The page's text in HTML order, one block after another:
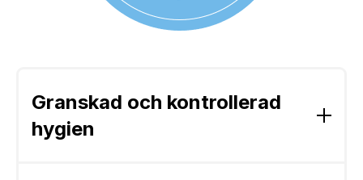
Granskad och kontrollerad
hygien